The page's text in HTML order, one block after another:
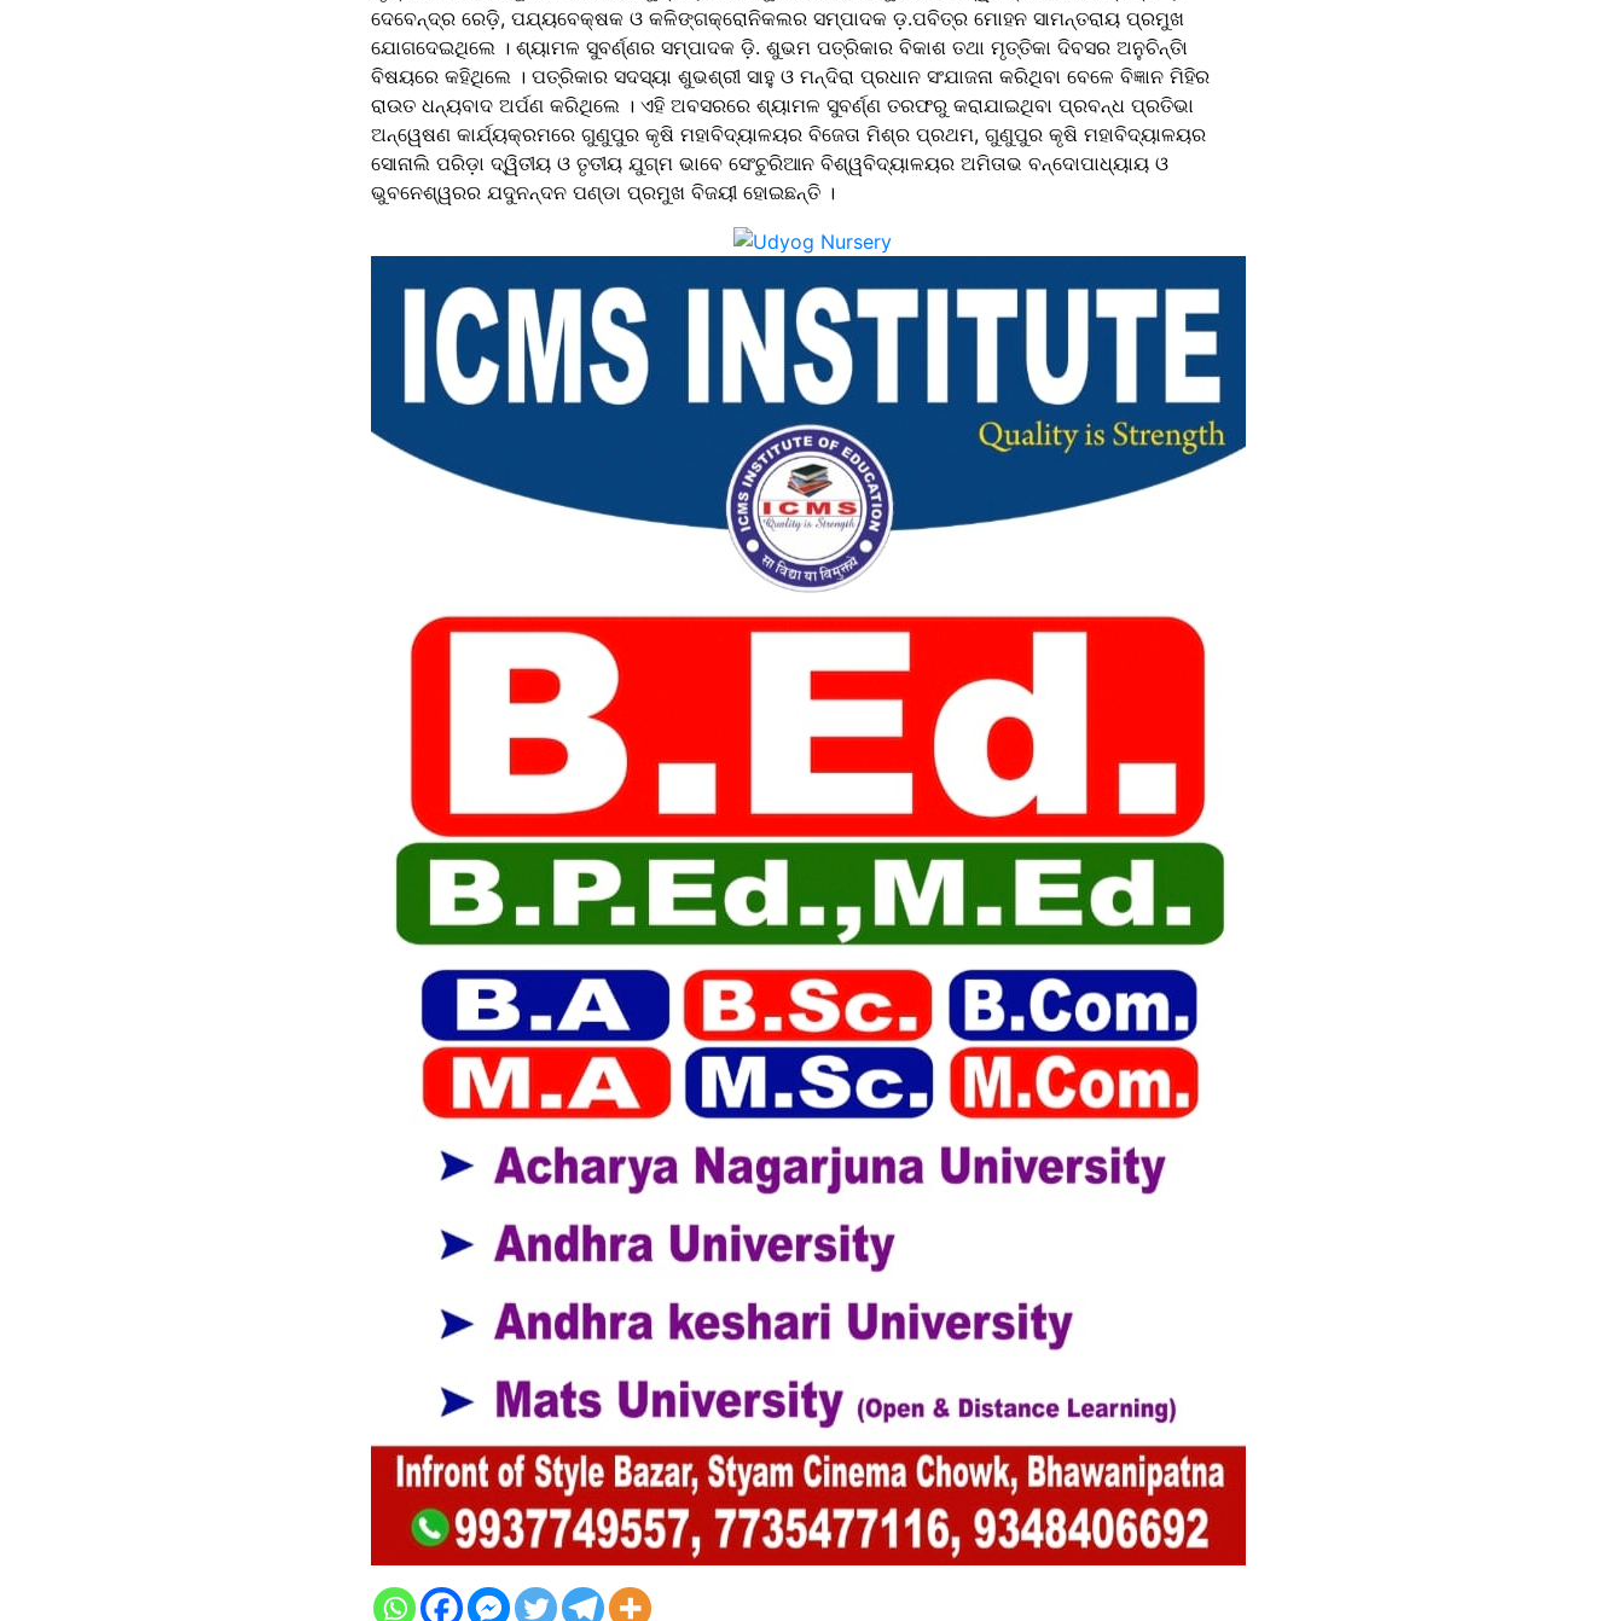
ଦେବେନ୍ଦ୍ର ରେଡ଼ି, ପଯ୍ୟବେକ୍ଷକ ଓ କଳିଙ୍ଗକ୍ରୋନିକଲର ସମ୍ପାଦକ ଡ଼.ପବିତ୍ର ମୋହନ ସାମନ୍ତରାୟ ପ୍ରମୁଖ
ଯୋଗଦେଇଥିଲେ । ଶ୍ୟାମଳ ସୁବର୍ଣ୍ଣର ସମ୍ପାଦକ ଡ଼ି. ଶୁଭମ ପତ୍ରିକାର ବିକାଶ ତଥା ମୃତ୍ତିକା ଦିବସର ଅନୁଚିନ୍ତିା
ବିଷୟରେ କହିଥିଲେ । ପତ୍ରିକାର ସଦସ୍ୟା ଶୁଭଶ୍ରୀ ସାହୁ ଓ ମନ୍ଦିରା ପ୍ରଧାନ ସଂଯାଜନା କରିଥିବା ବେଳେ ବିଜ୍ଞାନ ମିହିର
ରାଉତ ଧନ୍ୟବାଦ ଅର୍ପଣ କରିଥିଲେ । ଏହି ଅବସରରେ ଶ୍ୟାମଳ ସୁବର୍ଣ୍ଣ ତରଫରୁ କରାଯାଇଥିବା ପ୍ରବନ୍ଧ ପ୍ରତିଭା
ଅନ୍ୱେଷଣ କାର୍ଯ୍ୟକ୍ରମରେ ଗୁଣୁପୁର କୃଷି ମହାବିଦ୍ୟାଳୟର ବିଜେତା ମିଶ୍ର ପ୍ରଥମ, ଗୁଣୁପୁର କୃଷି ମହାବିଦ୍ୟାଳୟର
ସୋନାଲି ପରିଡ଼ା ଦ୍ୱିତୀୟ ଓ ତୃତୀୟ ଯୁଗ୍ମ ଭାବେ ସେଂଚୁରିଆନ ବିଶ୍ୱବିଦ୍ୟାଳୟର ଅମିତାଭ ବନ୍ଦୋପାଧ୍ୟାୟ ଓ
ଭୁବନେଶ୍ୱରର ଯଦୁନନ୍ଦନ ପଣ୍ଡା ପ୍ରମୁଖ ବିଜୟୀ ହୋଇଛନ୍ତି ।